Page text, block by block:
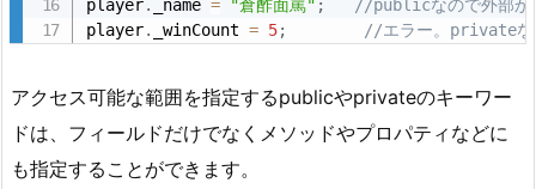
player. _name = "倉酢面罵" ;
//publicなので外部か
player. _winCount = 5; //エラー。privateな
アクセス可能な範囲を指定するpublicやprivateのキーワー
ドは、フィールドだけでなくメソッドやプロパティなどに
も指定することができます。